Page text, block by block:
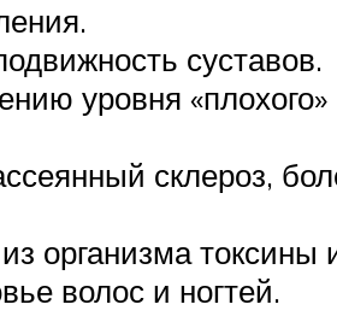
суставов.
уровня «плохого»
склероз,
организма токсины
волос и ногтей.